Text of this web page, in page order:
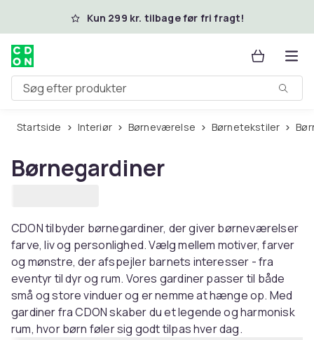
Spring til hovedindhold
Kun 299 kr. tilbage før fri fragt!
Søg efter produkter
Startside Interiør Børneværelse Børnetekstiler
Børnegardiner
CDON tilbyder børnegardiner, der giver børneværelser
farve, liv og personlighed. Vælg mellem motiver, farver
og mønstre, der afspejler barnets interesser - fra
eventyr til dyr og rum. Vores gardiner passer til både
små og store vinduer og er nemme at hænge op. Med
gardiner fra CDON skaber du et legende og harmonisk
rum, hvor børn føler sig godt tilpas hver dag.